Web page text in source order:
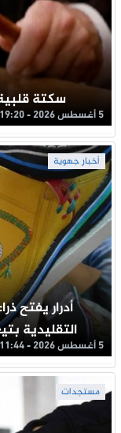
سكتة
5 أغسطس 2026 - 19:20
أخبار جهوية
أدرار يفتح
التقليدية
5 أغسطس 2026 - 11:44
مستجدات